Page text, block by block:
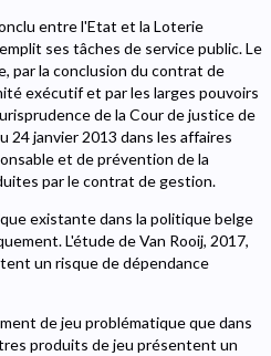
entre l'Etat et la Loterie
ses tâches de service public. Le
par la conclusion du contrat de
exécutif et par les larges pouvoirs
de la Cour de justice de
24 janvier 2013 dans les affaires
et de prévention de la
par le contrat de gestion.
existante dans la politique belge
L'étude de Van Rooij, 2017,
un risque de dépendance
de jeu problématique que dans
produits de jeu présentent un